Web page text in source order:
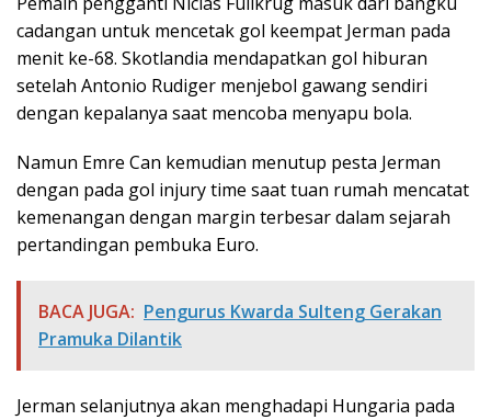
cadangan untuk mencetak gol keempat Jerman pada
menit ke-68. Skotlandia mendapatkan gol hiburan
setelah Antonio Rudiger menjebol gawang sendiri
dengan kepalanya saat mencoba menyapu bola.
Namun Emre Can kemudian menutup pesta Jerman
dengan pada gol injury time saat tuan rumah mencatat
kemenangan dengan margin terbesar dalam sejarah
pertandingan pembuka Euro.
BACA JUGA: Pengurus Kwarda Sulteng Gerakan
Pramuka Dilantik
Jerman selanjutnya akan menghadapi Hungaria pada